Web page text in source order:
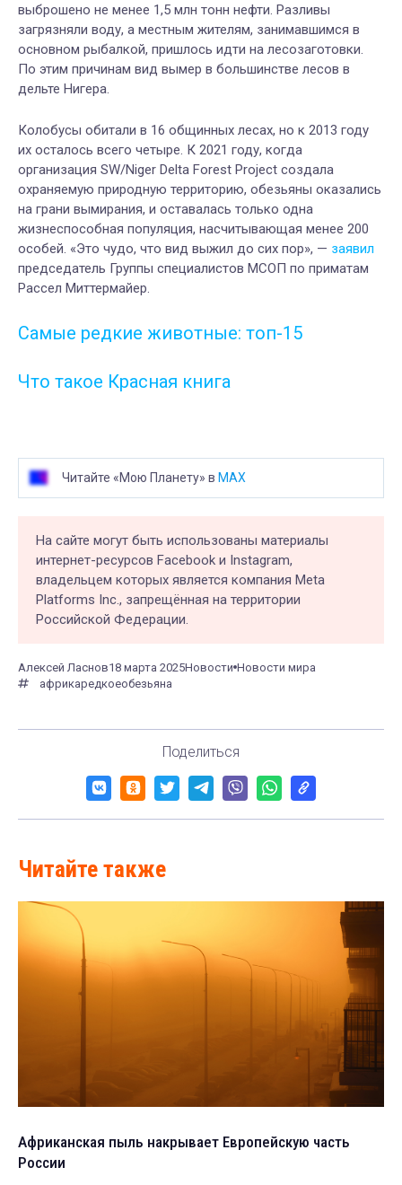
выброшено не менее 1,5 млн тонн нефти. Разливы
загрязняли воду, а местным жителям, занимавшимся в
основном рыбалкой, пришлось идти на лесозаготовки.
По этим причинам вид вымер в большинстве лесов в
дельте Нигера.
Колобусы обитали в 16 общинных лесах, но к 2013 году
их осталось всего четыре. К 2021 году, когда
организация SW/Niger Delta Forest Project создала
охраняемую природную территорию, обезьяны оказались
на грани вымирания, и оставалась только одна
жизнеспособная популяция, насчитывающая менее 200
особей. «Это чудо, что вид выжил до сих пор», — заявил
председатель Группы специалистов МСОП по приматам
Рассел Миттермайер.
Самые редкие животные: топ-15
Что такое Красная книга
Читайте «Мою Планету» в MAX
На сайте могут быть использованы материалы
интернет-ресурсов Facebook и Instagram,
владельцем которых является компания Meta
Platforms Inc., запрещённая на территории
Российской Федерации.
Алексей Ласнов18 марта 2025Новости Новости мира
африкаредкоеобезьяна
Поделиться
Читайте также
Африканская пыль накрывает Европейскую часть
России